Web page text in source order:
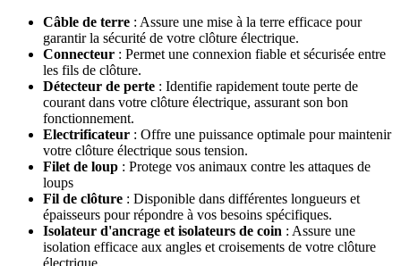
Câble de terre : Assure une mise à la terre efficace pour
garantir la sécurité de votre clôture électrique.
Connecteur : Permet une connexion fiable et sécurisée entre
les fils de clôture.
Détecteur de perte : Identifie rapidement toute perte de
courant dans votre clôture électrique, assurant son bon
fonctionnement.
Electrificateur : Offre une puissance optimale pour maintenir
votre clôture électrique sous tension.
Filet de loup : Protege vos animaux contre les attaques de
loups
Fil de clôture : Disponible dans différentes longueurs et
épaisseurs pour répondre à vos besoins spécifiques.
Isolateur d'ancrage et isolateurs de coin : Assure une
isolation efficace aux angles et croisements de votre clôture
électrique.